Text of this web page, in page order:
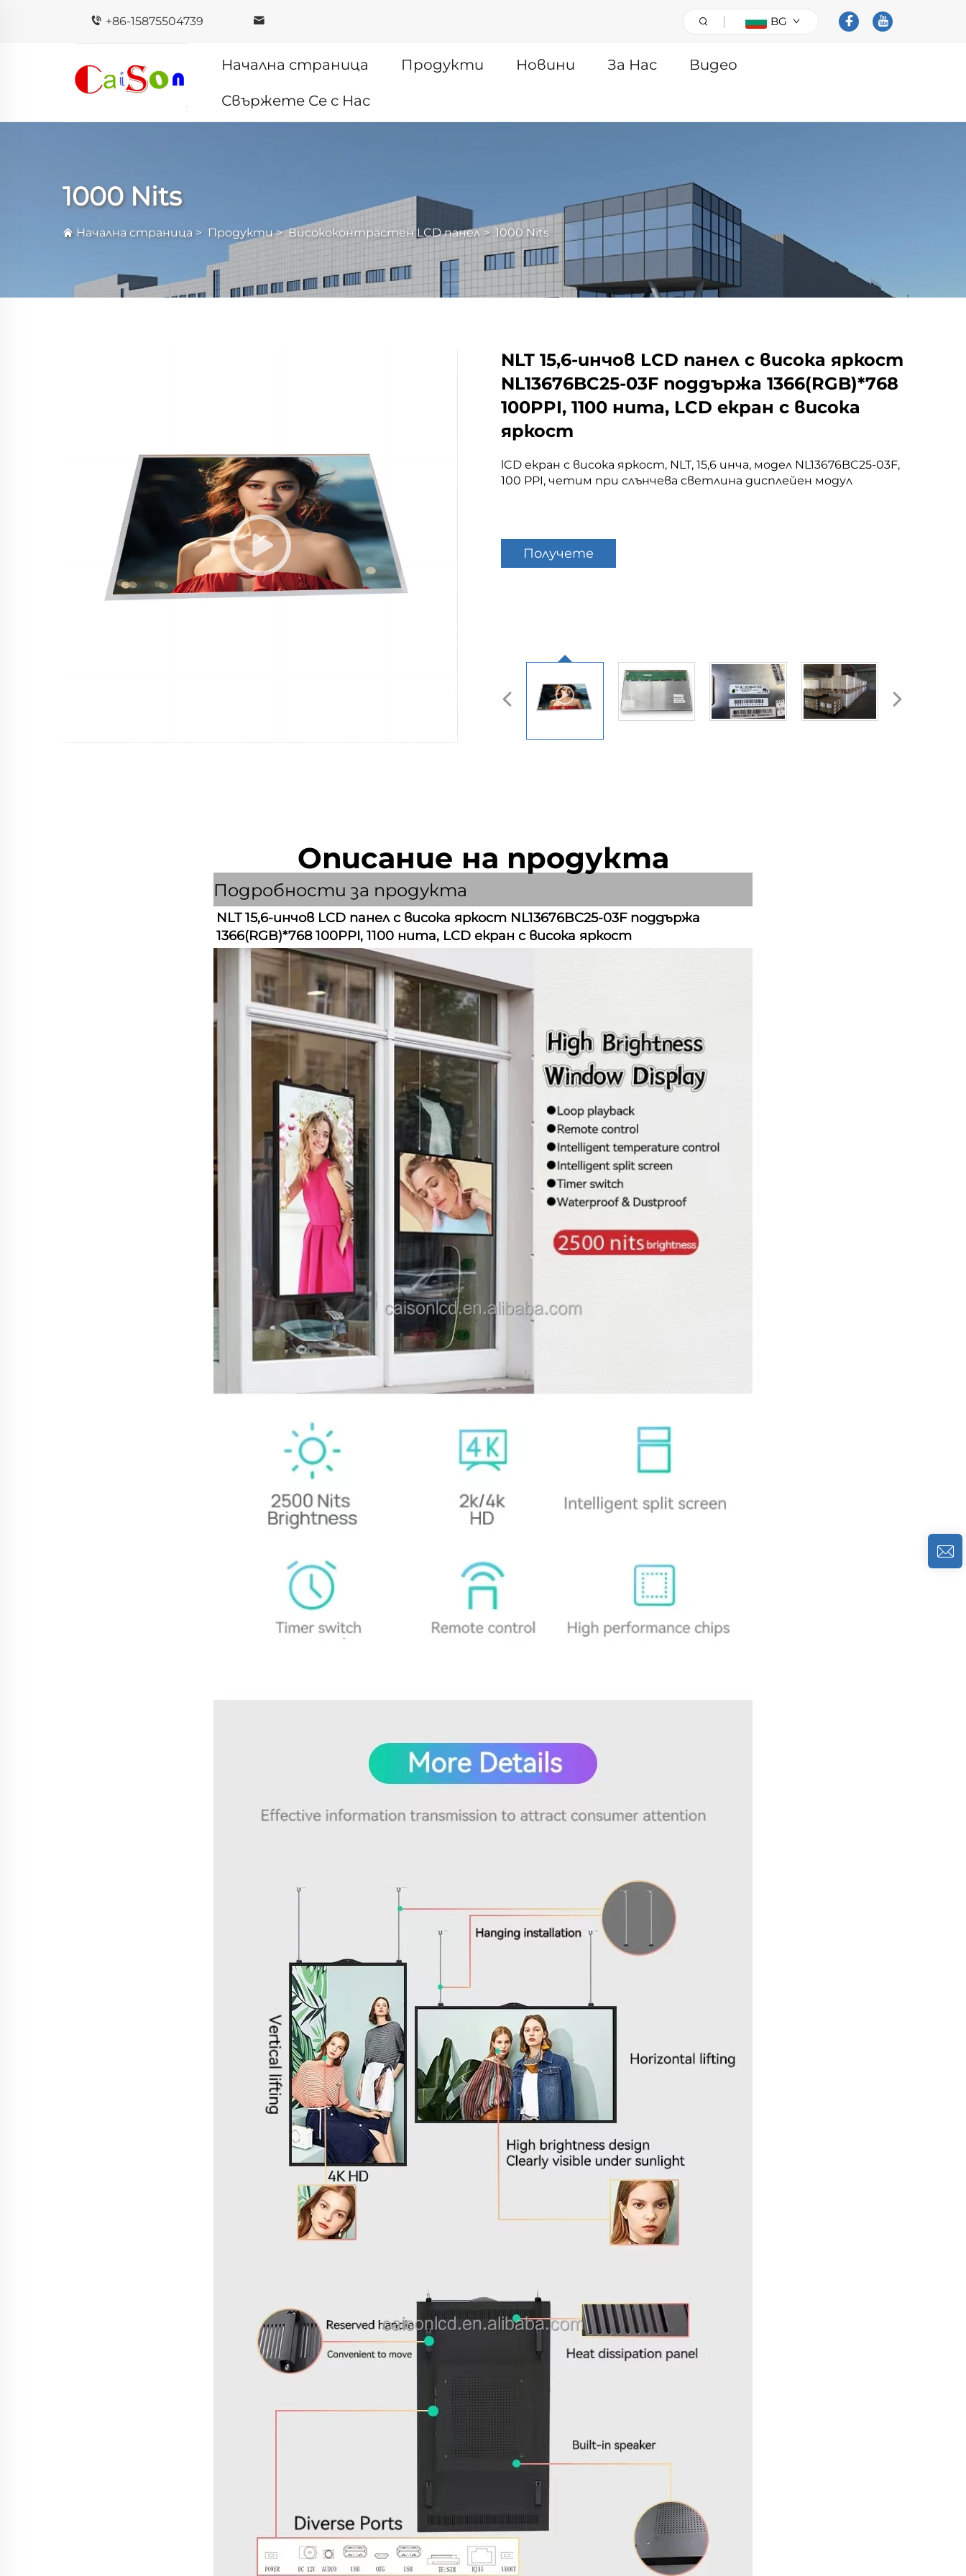
+86-15875504739 BG
Начална страница Продукти Новини За Нас Видео
Свържете Се с Нас
1000 Nits
Начална страница> Продукти>Висококонтрастен LCD панел> 1000 Nits
NLT 15,6-инчов LCD панел с висока яркост
NL13676BC25-03F поддържа 1366(RGB)*768
100PPI, 1100 нита, LCD екран с висока
яркост
lCD екран с висока яркост, NLT, 15,6 инча, модел NL13676BC25-03F,
100 PPI, четим при слънчева светлина дисплейен модул
Получете
Описание на продукта
Подробности за продукта
NLT 15,6-инчов LCD панел с висока яркост NL13676BC25-03F поддържа
1366(RGB)*768 100PPI, 1100 нита, LCD екран с висока яркост